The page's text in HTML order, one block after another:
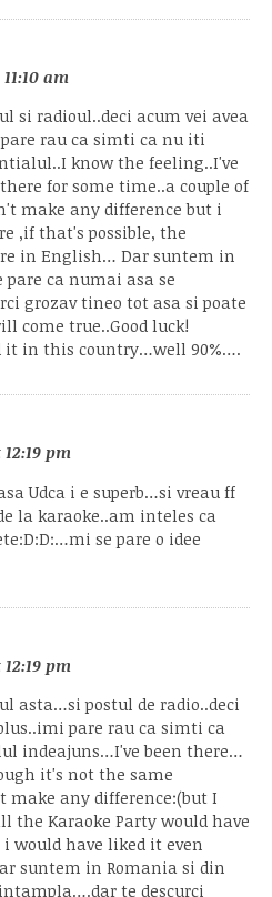
am
si radioul..deci acum vei avea
rau ca simti ca nu iti
know the feeling..I've
for some time..a couple of
make any difference but i
,if that's possible, the
in English… Dar suntem in
ca numai asa se
grozav tineo tot asa si poate
come true..Good luck!
it in this country…well 90%….
pm
Udca i e superb…si vreau ff
la karaoke..am inteles ca
se pare o idee
pm
asta…si postul de radio..deci
pare rau ca simti ca
indeajuns…I've been there…
it's not the same
any difference:(but I
the Karaoke Party would have
would have liked it even
suntem in Romania si din
te descurci